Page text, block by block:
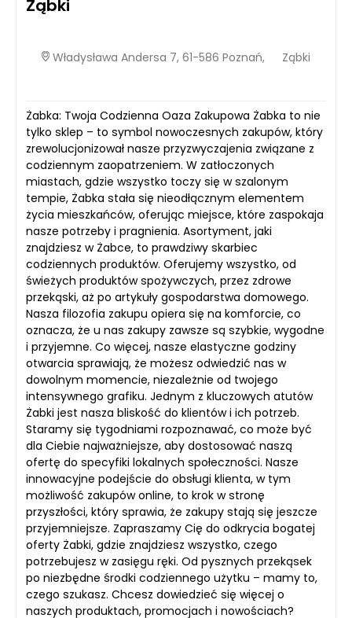
Ząbki
Władysława Andersa 7, 61-586 Poznań, Ząbki
Żabka: Twoja Codzienna Oaza Zakupowa Żabka to nie
tylko sklep – to symbol nowoczesnych zakupów, który
zrewolucjonizował nasze przyzwyczajenia związane z
codziennym zaopatrzeniem. W zatłoczonych
miastach, gdzie wszystko toczy się w szalonym
tempie, Żabka stała się nieodłącznym elementem
życia mieszkańców, oferując miejsce, które zaspokaja
nasze potrzeby i pragnienia. Asortyment, jaki
znajdziesz w Żabce, to prawdziwy skarbiec
codziennych produktów. Oferujemy wszystko, od
świeżych produktów spożywczych, przez zdrowe
przekąski, aż po artykuły gospodarstwa domowego.
Nasza filozofia zakupu opiera się na komforcie, co
oznacza, że u nas zakupy zawsze są szybkie, wygodne
i przyjemne. Co więcej, nasze elastyczne godziny
otwarcia sprawiają, że możesz odwiedzić nas w
dowolnym momencie, niezależnie od twojego
intensywnego grafiku. Jednym z kluczowych atutów
Żabki jest nasza bliskość do klientów i ich potrzeb.
Staramy się tygodniami rozpoznawać, co może być
dla Ciebie najważniejsze, aby dostosować naszą
ofertę do specyfiki lokalnych społeczności. Nasze
innowacyjne podejście do obsługi klienta, w tym
możliwość zakupów online, to krok w stronę
przyszłości, który sprawia, że zakupy stają się jeszcze
przyjemniejsze. Zapraszamy Cię do odkrycia bogatej
oferty Żabki, gdzie znajdziesz wszystko, czego
potrzebujesz w zasięgu ręki. Od pysznych przekąsek
po niezbędne środki codziennego użytku – mamy to,
czego szukasz. Chcesz dowiedzieć się więcej o
naszych produktach, promocjach i nowościach?